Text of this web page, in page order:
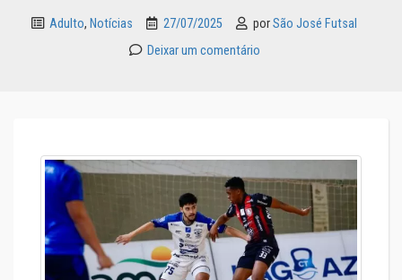
Adulto, Notícias 27/07/2025 porSão José Futsal
Deixar um comentário